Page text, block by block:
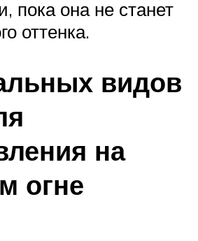
пока она не станет
оттенка.
видов
на
огне